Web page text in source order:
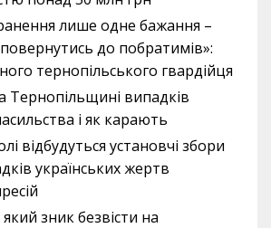
лише одне бажання –
повернутись до побратимів»:
тернопільського гвардійця
Тернопільщині випадків
і як карають
відбудуться установчі збори
українських жертв
зник безвісти на